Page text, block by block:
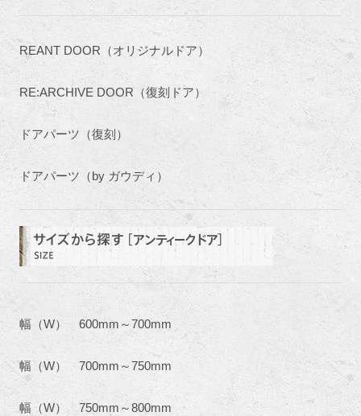
REANT DOOR（オリジナルドア）
RE:ARCHIVE DOOR（復刻ドア）
ドアパーツ（復刻）
ドアパーツ（by ガウディ）
幅（W） 600mm～700mm
幅（W） 700mm～750mm
幅（W） 750mm～800mm